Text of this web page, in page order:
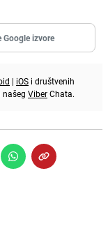
Google izvore
| iOS i društvenih
našeg ViberChata.